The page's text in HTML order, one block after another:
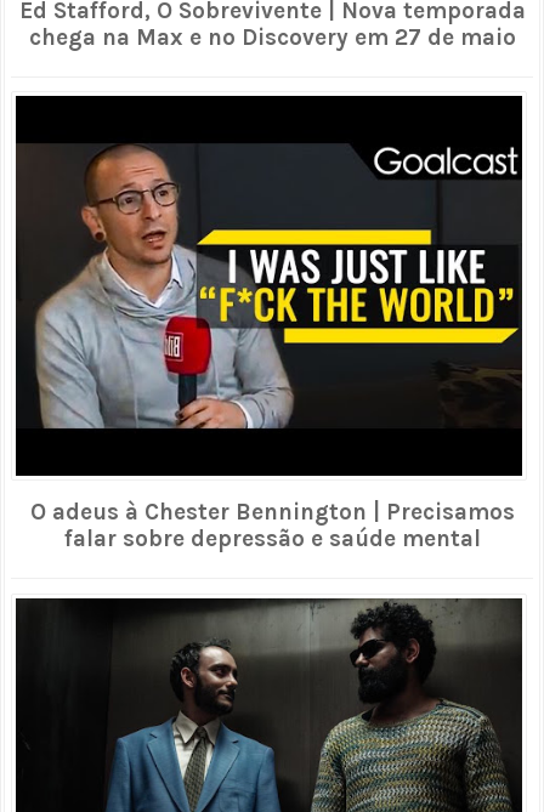
Ed Stafford, O Sobrevivente | Nova temporada
chega na Max e no Discovery em 27 de maio
O adeus à Chester Bennington | Precisamos
falar sobre depressão e saúde mental